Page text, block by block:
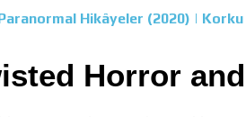
Hikâyeler (2020) |
Horror